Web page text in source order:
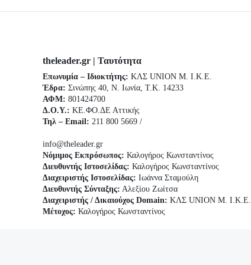
theleader.gr | Ταυτότητα
Επωνυμία – Ιδιοκτήτης: ΚΛΣ UNION Μ. Ι.Κ.Ε.
Έδρα: Σινώπης 40, Ν. Ιωνία, Τ.Κ. 14233
ΑΦΜ: 801424700
Δ.Ο.Υ.: ΚΕ.ΦΟ.ΔΕ Αττικής
Τηλ – Email: 211 800 5669 /
info@theleader.gr
Νόμιμος Εκπρόσωπος: Καλογήρος Κωνσταντίνος
Διευθυντής Ιστοσελίδας: Καλογήρος Κωνσταντίνος
Διαχειριστής Ιστοσελίδας: Ιωάννα Σταμούλη
Διευθυντής Σύνταξης: Αλεξίου Ζωίτσα
Διαχειριστής / Δικαιούχος Domain: ΚΛΣ UNION Μ. Ι.Κ.Ε.
Μέτοχος: Καλογήρος Κωνσταντίνος